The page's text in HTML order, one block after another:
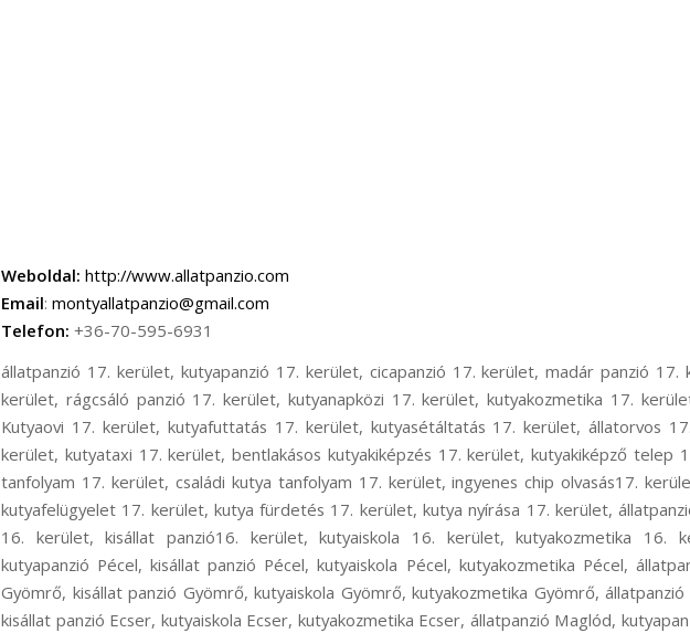
Weboldal: http://www.allatpanzio.com
Email: montyallatpanzio@gmail.com
Telefon: +36-70-595-6931
állatpanzió 17. kerület, kutyapanzió 17. kerület, cicapanzió 17. kerület, madár panzió 17. kerület, kisállat panzió 17. kerület, rágcsáló panzió 17. kerület, kutyanapközi 17. kerület, kutyakozmetika 17. kerület, Kutyaiskola 17. kerület, Kutyaovi 17. kerület, kutyafuttatás 17. kerület, kutyasétáltatás 17. kerület, állatorvos 17. kerület, állatszállítás 17. kerület, kutyataxi 17. kerület, bentlakásos kutyakiképzés 17. kerület, kutyakiképző telep 17. kerület, kölyök alapozó tanfolyam 17. kerület, családi kutya tanfolyam 17. kerület, ingyenes chip olvasás17. kerület, kutyaőrzés 17. kerület, kutyafelügyelet 17. kerület, kutya fürdetés 17. kerület, kutya nyírása 17. kerület, állatpanzió 16. kerület, kutyapanzió 16. kerület, kisállat panzió16. kerület, kutyaiskola 16. kerület, kutyakozmetika 16. kerület, állatpanzió Pécel, kutyapanzió Pécel, kisállat panzió Pécel, kutyaiskola Pécel, kutyakozmetika Pécel, állatpanzió Gyömrő, kutyapanzió Gyömrő, kisállat panzió Gyömrő, kutyaiskola Gyömrő, kutyakozmetika Gyömrő, állatpanzió Ecser, kutyapanzió Ecser, kisállat panzió Ecser, kutyaiskola Ecser, kutyakozmetika Ecser, állatpanzió Maglód, kutyapanzió Maglód, kisállat panzió Maglód, kutyaiskola Maglód, kutyakozmetika Maglód, állatpanzió Kistarcsa, kutyapanzió Kistarcsa, kisállat panzió Kistarcsa, kutyaiskola Kistarcsa, kutyakozmetika Kistarcsa, állatpanzió Nagytarcsa, kutyapanzió Nagytarcsa, kisállat panzió Nagytarcsa, kutyaiskola Nagytarcsa, kutyakozmetika Nagytarcsa, állatpanzió Kerepes, kutyapanzió Kerepes, kisállat panzió Kerepes, kutyaiskola Kerepes, kutyakozmetika Kerepes, állatpanzió Vecsés, kutyapanzió Vecsés, kisállat panzió Vecsés, kutyaiskola Vecsés, kutyakozmetika Vecsés, állatpanzió Rákosliget, kutyapanzió Rákosliget, kisállat panzió Rákosliget, kutyaiskola Rákosliget, kutyakozmetika Rákosliget, állatpanzió Rákoskert, kutyapanzió Rákoskert, kisállat panzió Rákoskert, kutyaiskola Rákoskert, kutyakozmetika Rákoskert, állatpanzió Rákoshegy, kutyapanzió Rákoshegy, kisállat panzió Rákoshegy, kutyaiskola Rákoshegy, kutyakozmetika Rákoshegy, állatpanzió Rákoskeresztúr, kutyapanzió Rákoskeresztúr, kisállat panzió Rákoskeresztúr, kutyaiskola Rákoskeresztúr, kutyakozmetika Rákoskeresztúr, állatpanzió Ferihegy, kutyapanzió Ferihegy, kisállat panzió Ferihegy, kutyaiskola Ferihegy, kutya szállítás Ferihegy, kutyataxi Ferihegy, kutya elhelyezés Ferihegy, állatpanzió Isaszeg, kutyapanzió Isaszeg, kisállat panzió Isaszeg, kutyaiskola Isaszeg, kutyakozmetika Isaszeg, állatpanzió Csömör, kutyapanzió Csömör, kisállat panzió Csömör, kutyaiskola Csömör, kutyakozmetika Csömör, állatpanzió Pest megye, kutyapanzió Pest megye, kisállat panzió Pest megye, kutyaiskola Pest megye, állatpanzió Rákoscsaba, kutyapanzió Rákoscsaba, cicapanzió Rákoscsaba, madár panzió Rákoscsaba, kisállat panzió Rákoscsaba, rágcsáló panzió Rákoscsaba, kutyanapközi Rákoscsaba, kutyakozmetika Rákoscsaba, kutyaiskola Rákoscsaba, kutyaovi Rákoscsaba, kutyafuttatás Rákoscsaba, kutya sétáltatás Rákoscsaba, állatorvos Rákoscsaba, állatszállítás Rákoscsaba, kutyataxi Rákoscsaba, bentlakásos kutyakiképzés Rákoscsaba, kutyakiképző telep Rákoscsaba, kölyök alapozó tanfolyam Rákoscsaba, családi kutya tanfolyam Rákoscsaba, ingyenes chip olvasás Rákoscsaba, kutyaőrzés Rákoscsaba, kutyafelügyelet Rákoscsaba, kutya fürdetés Rákoscsaba, kutya nyírása Rákoscsaba, állatpanzió XVII. kerület, kutyapanzió XVII. kerület, cicapanzió XVII. kerület, madár panzió XVII. kerület, kisállat panzió XVII. kerület, rágcsáló panzió XVII. kerület, kutyanapközi XVII. kerület, kutyakozmetika XVII. kerület, kutyaiskola XVII. kerület, kutyaovi XVII. kerület, kutyafuttatás XVII. kerület, kutyasétáltatás XVII. kerület, állatorvos XVII. kerület, állatszállítás XVII. kerület, kutyataxi XVII. kerület, bentlakásos kutyakiképzés XVII. kerület, kutyakiképző telep XVII. kerület, kölyök alapozó tanfolyam XVII. kerület, családi kutya tanfolyam XVII. kerület, ingyenes chip olvasás XVII. kerület, kutyaőrzés XVII. kerület, kutyafelügyelet XVII. kerület, kutya fürdetés XVII. kerület, kutya nyírása XVII. kerület, állatpanzió Rákoscsaba-Újtelep, kutyapanzió Rákoscsaba-Újtelep, cicapanzió Rákoscsaba-Újtelep, madár panzió Rákoscsaba-Újtelep, kisállat panzió Rákoscsaba-Újtelep, rágcsáló panzió Rákoscsaba-Újtelep, kutyanapközi Rákoscsaba-Újtelep, kutyakozmetika Rákoscsaba-Újtelep, Kutyaiskola Rákoscsaba-Újtelep, kutyaovi Rákoscsaba-Újtelep, kutyafuttatás Rákoscsaba-Újtelep, kutyasétáltatás Rákoscsaba-Újtelep, állatorvos Rákoscsaba-Újtelep, állatszállítás Rákoscsaba-Újtelep, kutyataxi Rákoscsaba-Újtelep, bentlakásos kutyakiképzés Rákoscsaba-Újtelep, kutyakiképző telep Rákoscsaba-Újtelep, kölyök alapozó tanfolyam Rákoscsaba-Újtelep, családi kutya tanfolyam Rákoscsaba-Újtelep, ingyenes chip olvasás Rákoscsaba-Újtelep, kutyaőrzés Rákoscsaba-Újtelep, kutyafelügyelet Rákoscsaba-Újtelep, kutya fürdetés Rákoscsaba-Újtelep, kutya nyírása Rákoscsaba-Újtelep, hoppers képzés 17. kerület, hoopers oktatás 17. kerület, hoopers tanfolyam 17. kerület, kutya futópados edzés 17. kerület, futópad edzés 17. kerület, kutyás atlétika 17. kerület, kutyás atlétikai edzés 17. kerület, kutyás sport 17. kerület, kutya szocializáció 17. kerület, kutyafuti 17. kerület, kutyaoktatás 17. kerület, nózi munka 17. kerület, szimat suli 17. kerület, nose work 17. kerület, hoppers képzés 16. kerület, hoopers oktatás 16. kerület, hoopers tanfolyam 16. kerület, kutya futópados edzés 16. kerület, futópad edzés 16. kerület, kutyás atlétika 16. kerület, kutyás atlétikai edzés 16. kerület, kutyás sport 16. kerület, kutya szocializáció 16. kerület, kutyafuti 16. kerület, kutyaoktatás 16. kerület, nózi munka 16. kerület, szimat suli 16. kerület, nose work 16. kerület, hoppers képzés Pécel, hoopers oktatás Pécel, hoopers tanfolyam Pécel, kutya futópados edzés Pécel, kutya futópad edzés Pécel, kutyás atlétika Pécel, kutyás atlétikai edzés Pécel, kutyás sport Pécel, kutya szocializáció Pécel, kutyafuti Pécel, kutyaoktatás Pécel, nózi munka Pécel, szimat suli Pécel, nose work Pécel, hoppers képzés Gyömrő, hoopers oktatás Gyömrő, hoopers tanfolyam Gyömrő, kutya futópados edzés Gyömrő, futópad edzés Gyömrő, kutyás atlétika Gyömrő, kutyás atlétikai edzés Gyömrő, kutyás sport Gyömrő, kutya szocializáció Gyömrő, kutyafuti Gyömrő, kutyaoktatás Gyömrő, nózi munka Gyömrő, szimat suli Gyömrő, nose work Gyömrő, hoppers képzés Ecser, hoopers oktatás Ecser, hoopers tanfolyam Ecser, kutya futópados edzés Ecser, kutyás atlétika Ecser, kutyás atlétikai edzés Ecser, kutyás sport Ecser, kutya szocializáció Ecser, kutyafuti Ecser, kutyaoktatás Ecser, nózi munka Ecser, szimat suli Ecser, nose work Ecser, hoppers képzés Maglód, hoopers oktatás Maglód, hoopers tanfolyam Maglód, kutya futópados edzés Maglód, kutyás atlétika Maglód, kutyás atlétikai edzés Maglód, kutyás sport Maglód, kutya szocializáció Maglód, kutyafuti Maglód, kutyaoktatás Maglód, nózi munka Maglód, szimat suli Maglód, nose work Maglód, hoppers képzés Kistarcsa, hoopers oktatás Kistarcsa, hoopers tanfolyam Kistarcsa, kutya futópados edzés Kistarcsa, kutyás atlétika Kistarcsa, kutyás atlétikai edzés Kistarcsa, kutyás sport Kistarcsa, kutya szocializáció Kistarcsa, kutyafuti Kistarcsa, kutyaoktatás Kistarcsa, nózi munka Kistarcsa, szimat suli Kistarcsa, nose work Kistarcsa, hoppers képzés Nagytarcsa, hoopers oktatás Nagytarcsa, hoopers tanfolyam Nagytarcsa, kutya futópados edzés Nagytarcsa, kutyás atlétika Nagytarcsa, kutyás atlétikai edzés Nagytarcsa, kutyás sport Nagytarcsa, kutya szocializáció Nagytarcsa, kutyafuti Nagytarcsa, kutyaoktatás Nagytarcsa, nózi munka Nagytarcsa, szimat suli Nagytarcsa, nose work Nagytarcsa, hoppers képzés Vecsés, hoopers oktatás Vecsés, hoopers tanfolyam Vecsés, kutya futópados edzés Vecsés,